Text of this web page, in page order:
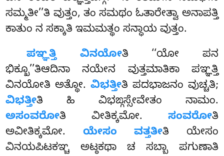
ಸಮ್ಮತೀ’’ತಿ ವುತ್ತಂ, ತಂ ಸಮಥಂ ಓತಾರೇತ್ವಾ ಅನಾಪತ್ತಿ
ಕಾತುಂ ನ ಸಕ್ಕಾತಿ ಇಮಮತ್ಥಂ ಸನ್ಧಾಯ ವುತ್ತಂ.
ಪಞ್ಞತ್ತಿ ವಿನಯೋತಿ ‘‘ಯೋ ಪನ
ಭಿಕ್ಖೂ’’ತಿಆದಿನಾ ನಯೇನ ವುತ್ತಮಾತಿಕಾ ಪಞ್ಞತ್ತಿ
ವಿನಯೋತಿ ಅತ್ಥೋ. ವಿಭತ್ತೀತಿ ಪದಭಾಜನಂ ವುಚ್ಚತಿ;
ವಿಭತ್ತೀತಿ ಹಿ ವಿಭಙ್ಗಸ್ಸೇವೇತಂ ನಾಮಂ.
ಅಸಂವರೋತಿ ವೀತಿಕ್ಕಮೋ. ಸಂವರೋತಿ
ಅವೀತಿಕ್ಕಮೋ. ಯೇಸಂ ವತ್ತತೀತಿ ಯೇಸಂ
ವಿನಯಪಿಟಕಞ್ಚ ಅಟ್ಠಕಥಾ ಚ ಸಬ್ಬಾ ಪಗುಣಾತಿ